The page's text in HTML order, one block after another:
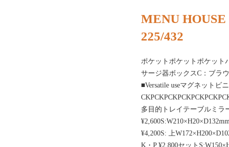
MENU HOUSE
225/432
ポケットポケットポケット
サージ器ボックスC：ブ
■Versatile useマグネットビ
多目的トレイテーブルミラ
¥4,200S: 上
K・P ¥2,800セット